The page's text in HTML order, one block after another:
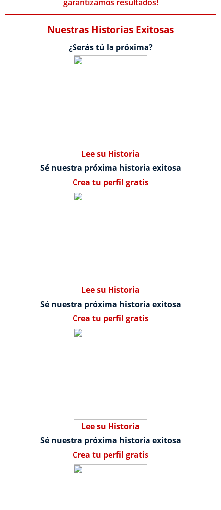
garantizamos resultados!
Nuestras Historias Exitosas
¿Serás tú la próxima?
Lee su Historia
Sé nuestra próxima historia exitosa
Crea tu perfil gratis
Lee su Historia
Sé nuestra próxima historia exitosa
Crea tu perfil gratis
Lee su Historia
Sé nuestra próxima historia exitosa
Crea tu perfil gratis